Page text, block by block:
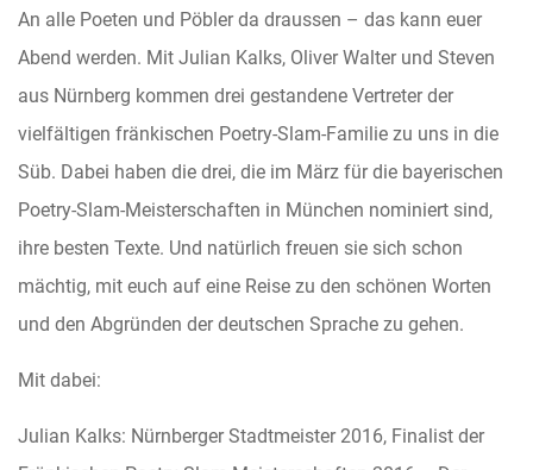
An alle Poeten und Pöbler da draussen – das kann euer
Abend werden. Mit Julian Kalks, Oliver Walter und Steven
aus Nürnberg kommen drei gestandene Vertreter der
vielfältigen fränkischen Poetry-Slam-Familie zu uns in die
Süb. Dabei haben die drei, die im März für die bayerischen
Poetry-Slam-Meisterschaften in München nominiert sind,
ihre besten Texte. Und natürlich freuen sie sich schon
mächtig, mit euch auf eine Reise zu den schönen Worten
und den Abgründen der deutschen Sprache zu gehen.
Mit dabei:
Julian Kalks: Nürnberger Stadtmeister 2016, Finalist der